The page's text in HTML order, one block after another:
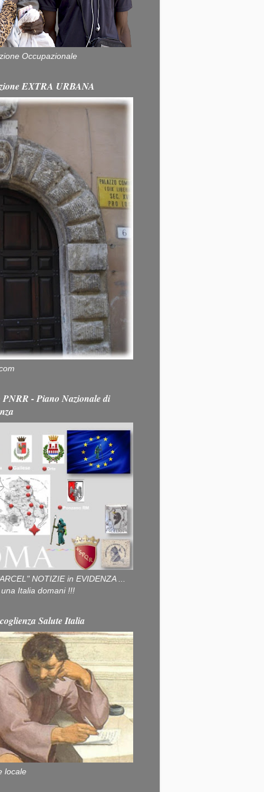
Occupazionale
EXTRA URBANA
- Piano Nazionale di
NOTIZIE in EVIDENZA ...
Italia domani !!!
Salute Italia
locale